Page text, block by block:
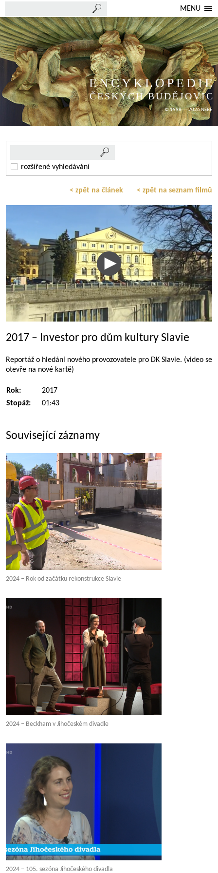
MENU
ENCYKLOPEDIE
ČESKÝCH BUDĚJOVIC
© 1998 — 2026 NEBE
rozšířené vyhledávání
< zpět na článek < zpět na seznam filmů
2017 – Investor pro dům kultury Slavie
Reportáž o hledání nového provozovatele pro DK Slavie. (video se
otevře na nové kartě)
Rok:
2017
Stopáž:
01:43
Související záznamy
2024 – Rok od začátku rekonstrukce Slavie
2024 – Beckham v Jihočeském divadle
2024 – 105. sezóna Jihočeského divadla